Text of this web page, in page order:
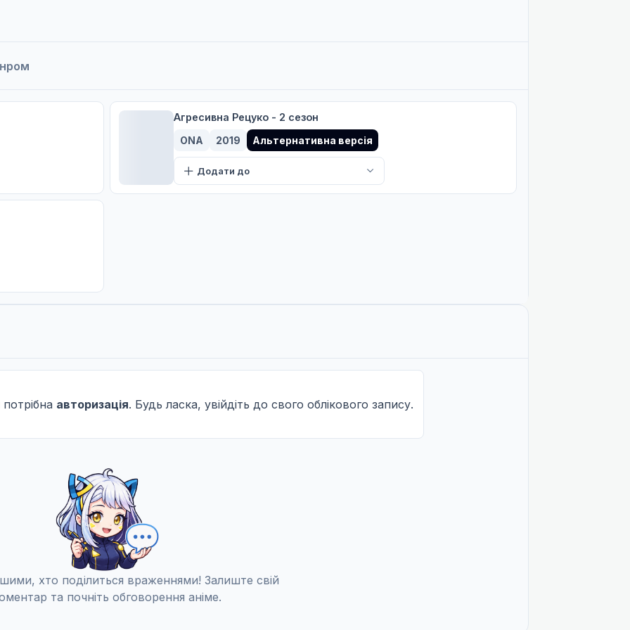
Агресивна Рецуко - 2 сезон
ONA
2019 Альтернативна версія
Додати до
авторизація. Будь ласка, увійдіть до свого облікового запису.
хто поділиться враженнями! Залиште свій
та почніть обговорення аніме.